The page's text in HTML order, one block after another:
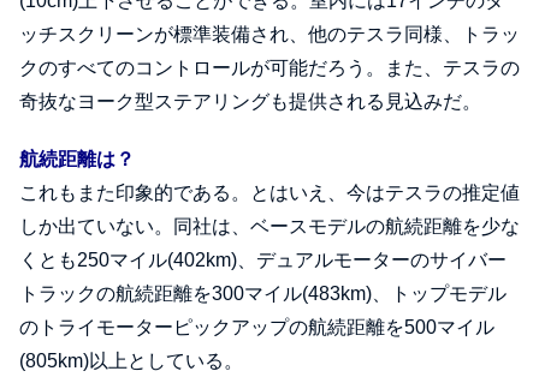
ッチスクリーンが標準装備され、他のテスラ同様、トラッ
クのすべてのコントロールが可能だろう。また、テスラの
奇抜なヨーク型ステアリングも提供される見込みだ。
航続距離は？
これもまた印象的である。とはいえ、今はテスラの推定値
しか出ていない。同社は、ベースモデルの航続距離を少な
くとも250マイル(402km)、デュアルモーターのサイバー
トラックの航続距離を300マイル(483km)、トップモデル
のトライモーターピックアップの航続距離を500マイル
(805km)以上としている。